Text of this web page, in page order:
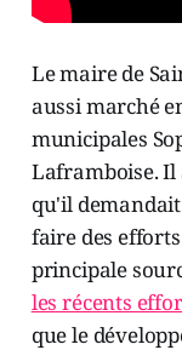
Le maire de
aussi marché
municipales
Laframboise.
qu'il
faire des
principale
les récents
que le